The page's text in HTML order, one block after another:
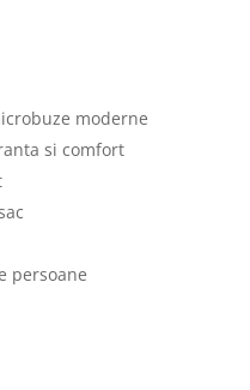
moderne
si comfort
persoane